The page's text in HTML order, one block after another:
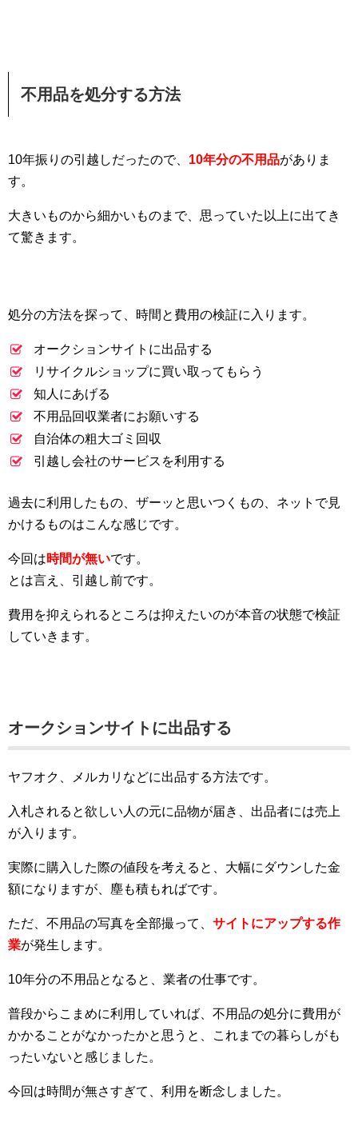
不用品を処分する方法
10年振りの引越しだったので、 10年分の不用品がありま
す。
大きいものから細かいものまで、思っていた以上に出てき
て驚きます。
処分の方法を探って、時間と費用の検証に入ります。
オークションサイトに出品する
リサイクルショップに買い取ってもらう
知人にあげる
不用品回収業者にお願いする
自治体の粗大ゴミ回収
引越し会社のサービスを利用する
過去に利用したもの、ザーッと思いつくもの、ネットで見
かけるものはこんな感じです。
今回は時間が無いです。
とは言え、引越し前です。
費用を抑えられるところは抑えたいのが本音の状態で検証
していきます。
オークションサイトに出品する
ヤフオク、メルカリなどに出品する方法です。
入札されると欲しい人の元に品物が届き、出品者には売上
が入ります。
実際に購入した際の値段を考えると、大幅にダウンした金
額になりますが、塵も積もればです。
ただ、不用品の写真を全部撮って、 サイトにアップする作
業が発生します。
10年分の不用品となると、業者の仕事です。
普段からこまめに利用していれば、不用品の処分に費用が
かかることがなかったかと思うと、これまでの暮らしがも
ったいないと感じました。
今回は時間が無さすぎて、利用を断念しました。